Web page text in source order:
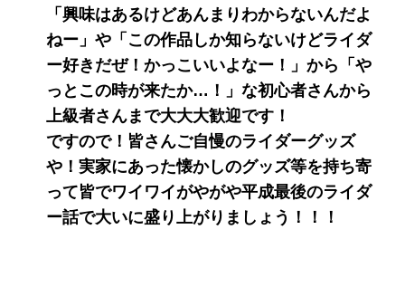
「興味はあるけどあんまりわからないんだよ
ねー」や「この作品しか知らないけどライダ
ー好きだぜ！かっこいいよなー！」から「や
っとこの時が来たか…！」な初心者さんから
上級者さんまで大大大歓迎です！
ですので！皆さんご自慢のライダーグッズ
や！実家にあった懐かしのグッズ等を持ち寄
って皆でワイワイがやがや平成最後のライダ
ー話で大いに盛り上がりましょう！！！